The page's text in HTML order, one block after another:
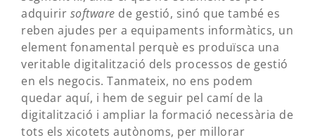
adquirir software de gestió, sinó que també es
reben ajudes per a equipaments informàtics, un
element fonamental perquè es produïsca una
veritable digitalització dels processos de gestió
en els negocis. Tanmateix, no ens podem
quedar aquí, i hem de seguir pel camí de la
digitalització i ampliar la formació necessària de
tots els xicotets autònoms, per millorar